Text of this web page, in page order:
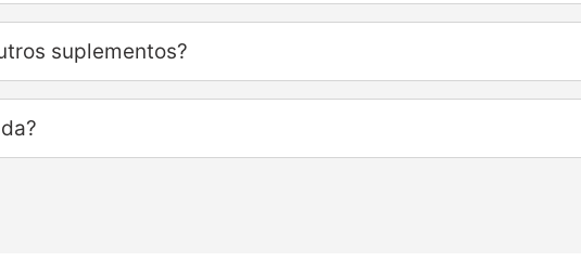
suplementos?